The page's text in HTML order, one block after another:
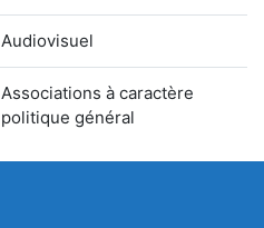
Audiovisuel
Associations à caractère
politique général